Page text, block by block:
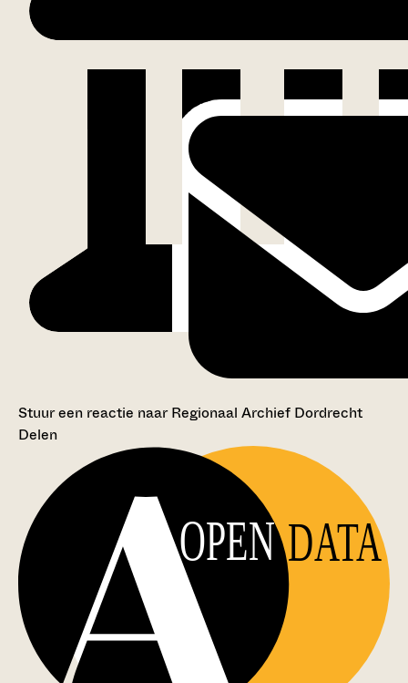
Stuur een reactie naar Regionaal Archief Dordrecht
Delen
OPEN DATA